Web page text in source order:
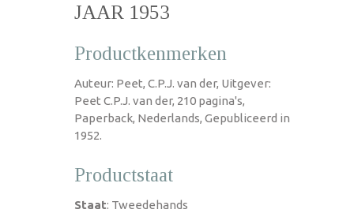
JAAR 1953
Productkenmerken
Auteur: Peet, C.P.J. van der, Uitgever:
Peet C.P.J. van der, 210 pagina's,
Paperback, Nederlands, Gepubliceerd in
1952.
Productstaat
Staat: Tweedehands